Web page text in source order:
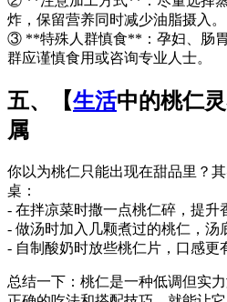
炸，保留营养同时减少油脂摄入。
③ **特殊人群慎食**：孕妇、肠
群应谨慎食用或咨询专业人士。
五、【生活中的桃仁
属
你以为桃仁只能出现在甜品里？
桌：
- 在拌凉菜时撒一点桃仁碎，提升
- 做汤时加入几颗煮过的桃仁，汤
- 自制酸奶时放些桃仁片，口感更
总结一下：桃仁是一种低调但实